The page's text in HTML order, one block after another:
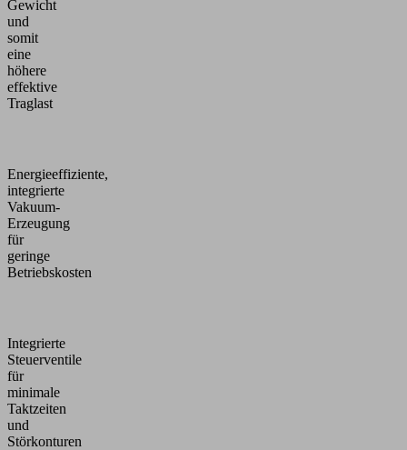
Gewicht
und
somit
eine
höhere
effektive
Traglast
Energieeffiziente,
integrierte
Vakuum-
Erzeugung
für
geringe
Betriebskosten
Integrierte
Steuerventile
für
minimale
Taktzeiten
und
Störkonturen